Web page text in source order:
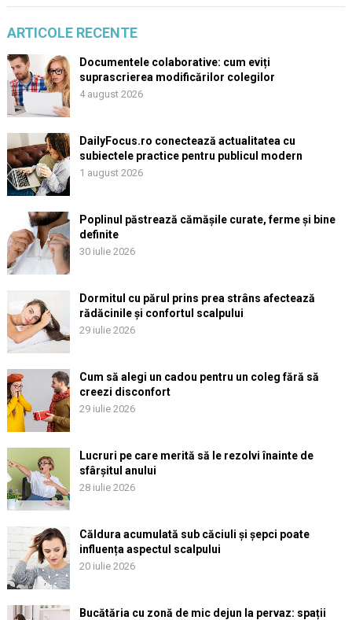
ARTICOLE RECENTE
Documentele colaborative: cum eviți
suprascrierea modificărilor colegilor
4 august 2026
DailyFocus.ro conectează actualitatea cu
subiectele practice pentru publicul modern
1 august 2026
Poplinul păstrează cămășile curate, ferme și bine
definite
30 iulie 2026
Dormitul cu părul prins prea strâns afectează
rădăcinile și confortul scalpului
29 iulie 2026
Cum să alegi un cadou pentru un coleg fără să
creezi disconfort
29 iulie 2026
Lucruri pe care merită să le rezolvi înainte de
sfârșitul anului
28 iulie 2026
Căldura acumulată sub căciuli și șepci poate
influența aspectul scalpului
20 iulie 2026
Bucătăria cu zonă de mic dejun la pervaz: spații